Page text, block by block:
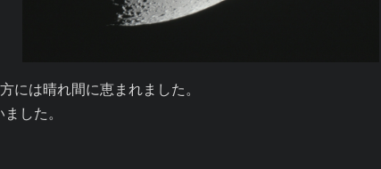
には晴れ間に恵まれました。
した。